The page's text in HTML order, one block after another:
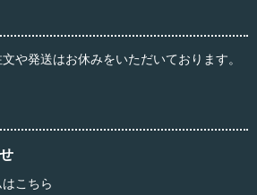
や発送はお休みをいただいております。
こちら